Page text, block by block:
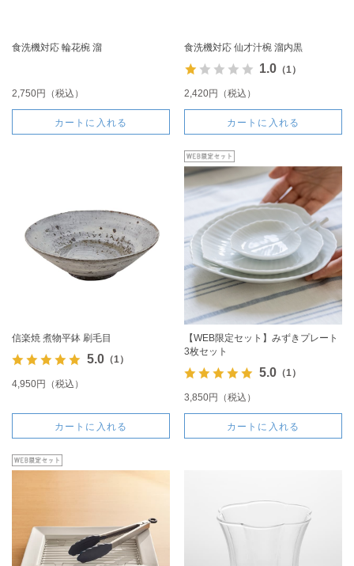
食洗機対応 輪花椀 溜
2,750円（税込）
カートに入れる
食洗機対応 仙才汁椀 溜内黒
1.0（1）
2,420円（税込）
カートに入れる
信楽焼 煮物平鉢 刷毛目
5.0（1）
4,950円（税込）
カートに入れる
【WEB限定セット】みずきプレート
3枚セット
5.0（1）
3,850円（税込）
カートに入れる